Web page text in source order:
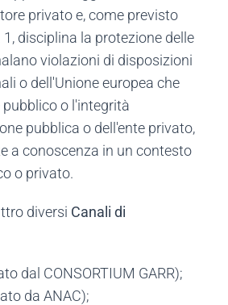
privato e, come previsto
1, disciplina la protezione delle
violazioni di disposizioni
o dell'Unione europea che
pubblico o l'integrità
pubblica o dell'ente privato,
a conoscenza in un contesto
o privato.
diversi Canali di
dal CONSORTIUM GARR);
da ANAC);